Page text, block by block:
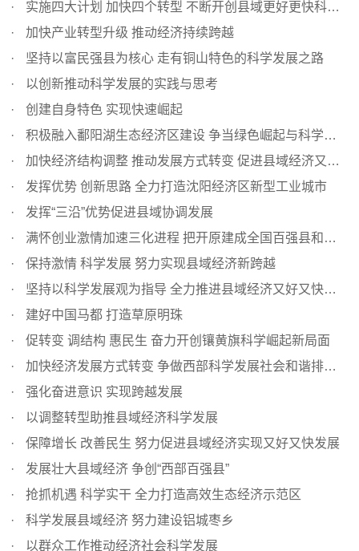
实施四大计划 加快四个转型 不断开创县域更好更快科学发展...
加快产业转型升级 推动经济持续跨越
坚持以富民强县为核心 走有铜山特色的科学发展之路
以创新推动科学发展的实践与思考
创建自身特色 实现快速崛起
积极融入鄱阳湖生态经济区建设 争当绿色崛起与科学发展排头兵
加快经济结构调整 推动发展方式转变 促进县域经济又好又快...
发挥优势 创新思路 全力打造沈阳经济区新型工业城市
发挥“三沿”优势促进县域协调发展
满怀创业激情加速三化进程 把开原建成全国百强县和现代化中...
保持激情 科学发展 努力实现县域经济新跨越
坚持以科学发展观为指导 全力推进县域经济又好又快发展
建好中国马都 打造草原明珠
促转变 调结构 惠民生 奋力开创镶黄旗科学崛起新局面
加快经济发展方式转变 争做西部科学发展社会和谐排头兵
强化奋进意识 实现跨越发展
以调整转型助推县域经济科学发展
保障增长 改善民生 努力促进县域经济实现又好又快发展
发展壮大县域经济 争创“西部百强县”
抢抓机遇 科学实干 全力打造高效生态经济示范区
科学发展县域经济 努力建设铝城枣乡
以群众工作推动经济社会科学发展